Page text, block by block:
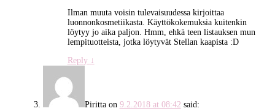
Ilman muuta voisin tulevaisuudessa kirjoittaa
luonnonkosmetiikasta. Käyttökokemuksia kuitenkin
löytyy jo aika paljon. Hmm, ehkä teen listauksen mun
lempituotteista, jotka löytyvät Stellan kaapista :D
Reply ↓
Pirittaon 9.2.2018 at 08:42 said: